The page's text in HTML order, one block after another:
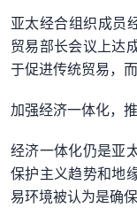
亚太经合组织成员
贸易部长会议上达
于促进传统贸易，
加强经济一体化，
经济一体化仍是亚
保护主义趋势和地
易环境被认为是确